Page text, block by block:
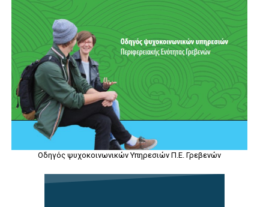
Οδηγός ψυχοκοινωνικών Υπηρεσιών Π.Ε. Γρεβενών